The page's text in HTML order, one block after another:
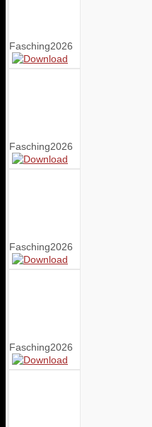
Fasching2026
Fasching2026
Fasching2026
Fasching2026